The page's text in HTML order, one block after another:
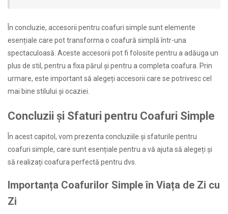
În concluzie, accesorii pentru coafuri simple sunt elemente
esențiale care pot transforma o coafură simplă într-una
spectaculoasă. Aceste accesorii pot fi folosite pentru a adăuga un
plus de stil, pentru a fixa părul și pentru a completa coafura. Prin
urmare, este important să alegeți accesorii care se potrivesc cel
mai bine stilului și ocaziei.
Concluzii și Sfaturi pentru Coafuri Simple
În acest capitol, vom prezenta concluziile și sfaturile pentru
coafuri simple, care sunt esențiale pentru a vă ajuta să alegeți și
să realizați coafura perfectă pentru dvs.
Importanța Coafurilor Simple în Viața de Zi cu
Zi